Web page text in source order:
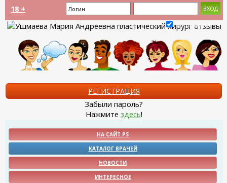
18 +
Запомнить?
РЕГИСТРАЦИЯ
Забыли пароль?
Нажмите здесь!
НА САЙТ PS
КАТАЛОГ ВРАЧЕЙ
НОВОСТИ
ИНТЕРЕСНОЕ